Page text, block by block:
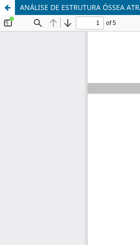
ANÁLISE DE ESTRUTURA ÓSSEA